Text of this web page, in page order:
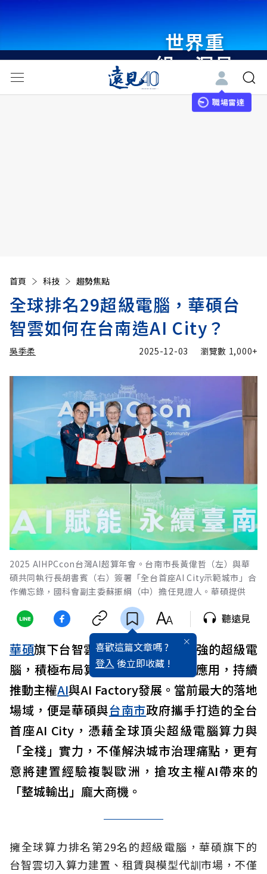
世界重
組・洞見
未來 與
世界領袖
職場雷達
首頁 科技 趨勢焦點
全球排名29超級電腦，華碩台
智雲如何在台南造AI City？
吳季柔 2025-12-03 瀏覽數 1,000+
2025 AIHPCcon台灣AI超算年會。台南市長黃偉哲（左）與華
碩共同執行長胡書賓（右）簽署「全台首座AI City示範城市」合
作備忘錄，國科會副主委蘇振綱（中）擔任見證人。華碩提供
喜歡這篇文章嗎 ?
登入 後立即收藏 !
聽遠見
華碩旗下台智雲坐擁全球算力前30強的超級電
腦，積極布局算力建置、租賃相關應用，持續
推動主權AI與AI Factory發展。當前最大的落地
場域，便是華碩與台南市政府攜手打造的全台
首座AI City，憑藉全球頂尖超級電腦算力與
「全棧」實力，不僅解決城市治理痛點，更有
意將建置經驗複製歐洲，搶攻主權AI帶來的
「整城輸出」龐大商機。
擁全球算力排名第29名的超級電腦，華碩旗下的
台智雲切入算力建置、租賃與模型代訓市場，不僅